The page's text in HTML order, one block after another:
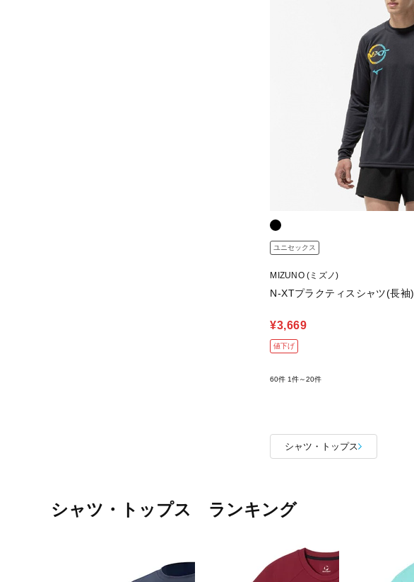
ユニセックス
MIZUNO (ミズノ)
N-XTプラクティスシャツ(長袖)
¥3,669
値下げ
60件 1件～20件
シャツ・トップス
シャツ・トップス ランキング